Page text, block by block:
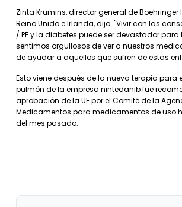
Zinta Krumins, director general de Boehringer
Reino Unido e Irlanda, dijo: "Vivir con las
/ PE y la diabetes puede ser devastador para
sentimos orgullosos de ver a nuestros
de ayudar a aquellos que sufren de estas
Esto viene después de la nueva terapia para
pulmón de la empresa nintedanib fue
aprobación de la UE por el Comité de la
Medicamentos para medicamentos de uso
del mes pasado.